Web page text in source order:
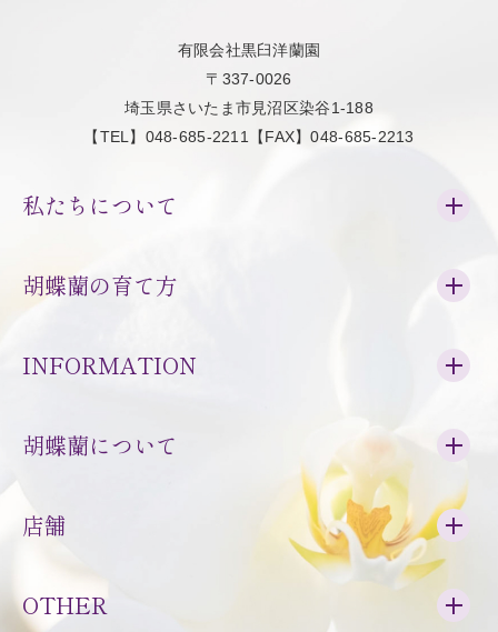
有限会社黒臼洋蘭園
〒337-0026
埼玉県さいたま市見沼区染谷1-188
【TEL】048-685-2211【FAX】048-685-2213
私たちについて
胡蝶蘭の育て方
INFORMATION
胡蝶蘭について
店舗
OTHER